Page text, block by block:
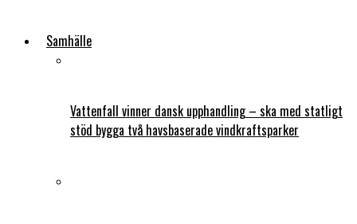
Samhälle
Vattenfall vinner dansk upphandling – ska med statligt
stöd bygga två havsbaserade vindkraftsparker